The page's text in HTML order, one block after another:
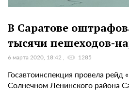
В Саратове
тысячи пешеходов-
6 марта 2020, 18:42 1285
Госавтоинспекция провела рейд
Солнечном Ленинского района